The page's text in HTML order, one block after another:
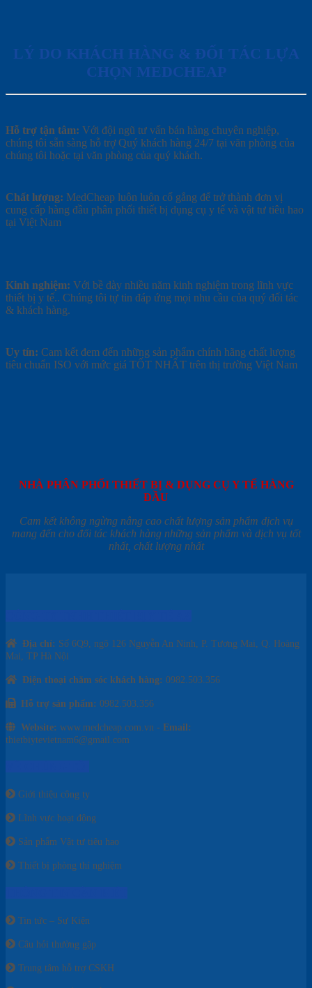
LÝ DO KHÁCH HÀNG & ĐỐI TÁC LỰA
CHỌN MEDCHEAP
Hỗ trợ tận tâm: Với đội ngũ tư vấn bán hàng chuyên nghiệp,
chúng tôi sẵn sàng hỗ trợ Quý khách hàng 24/7 tại văn phòng của
chúng tôi hoặc tại văn phòng của quý khách.
Chất lượng: MedCheap luôn luôn cố gắng để trở thành đơn vị
cung cấp hàng đầu phân phối thiết bị dụng cụ y tế và vật tư tiêu hao
tại Việt Nam
Kinh nghiệm: Với bề dày nhiều năm kinh nghiệm trong lĩnh vực
thiết bị y tế.. Chúng tôi tự tin đáp ứng mọi nhu cầu của quý đối tác
& khách hàng.
Uy tín: Cam kết đem đến những sản phẩm chính hãng chất lượng
tiêu chuẩn ISO với mức giá TỐT NHẤT trên thị trường Việt Nam
NHÀ PHÂN PHỐI THIẾT BỊ & DỤNG CỤ Y TẾ HÀNG
ĐẦU
Cam kết không ngừng nâng cao chất lượng sản phẩm dịch vụ
mang đến cho đối tác khách hàng những sản phẩm và dịch vụ tốt
nhất, chất lượng nhất
Địa chỉ: Số 6Q9, ngõ 126 Nguyễn An Ninh, P. Tương Mai, Q. Hoàng
Mai, TP Hà Nội
Điện thoại chăm sóc khách hàng: 0982.503.356
Hỗ trợ sản phẩm: 0982.503.356
Website: www.medcheap.com.vn - Email:
thietbiytevietnam6@gmail.com
Giới thiệu công ty
Lĩnh vực hoạt động
Sản phẩm Vật tư tiêu hao
Thiết bị phòng thí nghiệm
Tin tức – Sự Kiện
Câu hỏi thường gặp
Trung tâm hỗ trợ CSKH